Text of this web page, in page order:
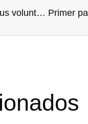
SPB investiga por qué todos sus voluntarios corporativos repiten